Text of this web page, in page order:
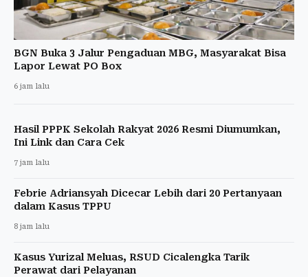
BGN Buka 3 Jalur Pengaduan MBG, Masyarakat Bisa
Lapor Lewat PO Box
6 jam lalu
Hasil PPPK Sekolah Rakyat 2026 Resmi Diumumkan,
Ini Link dan Cara Cek
7 jam lalu
Febrie Adriansyah Dicecar Lebih dari 20 Pertanyaan
dalam Kasus TPPU
8 jam lalu
Kasus Yurizal Meluas, RSUD Cicalengka Tarik
Perawat dari Pelayanan